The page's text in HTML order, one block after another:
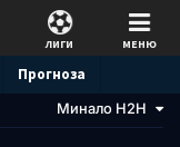
ЛИГИ МЕНЮ
Прогноза
Минало H2H